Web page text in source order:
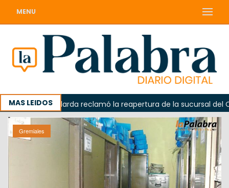
MENU
MAS LEIDOS
Odarda reclamó la reapertura de la sucursal del Correo
Gremiales